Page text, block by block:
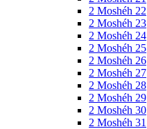
2 Moshéh 22
2 Moshéh 23
2 Moshéh 24
2 Moshéh 25
2 Moshéh 26
2 Moshéh 27
2 Moshéh 28
2 Moshéh 29
2 Moshéh 30
2 Moshéh 31